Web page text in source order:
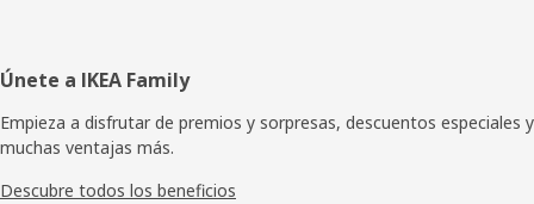
Pie
de
página
Únete a IKEA Family
Empieza a disfrutar de premios y sorpresas, descuentos especiales y
muchas ventajas más.
Descubre todos los beneficios